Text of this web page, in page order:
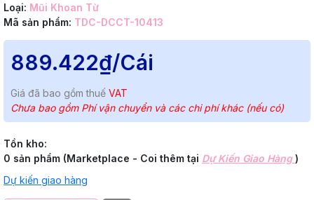
Loại: Mũi Khoan Từ
Mã sản phẩm: TDC-DCCT-10413
889.422₫/Cái
Giá đã bao gồm thuế VAT
Chưa bao gồm Phí vận chuyển và các chi phí khác (nếu có)
Tồn kho:
0 sản phẩm (Marketplace - Coi thêm tại Dự Kiến Giao Hàng)
Dự kiến giao hàng